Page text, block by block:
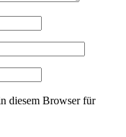
diesem Browser für